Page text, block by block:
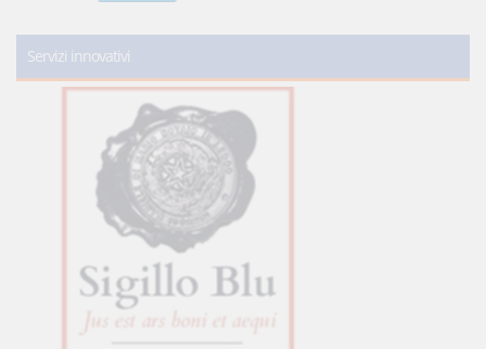
Servizi innovativi